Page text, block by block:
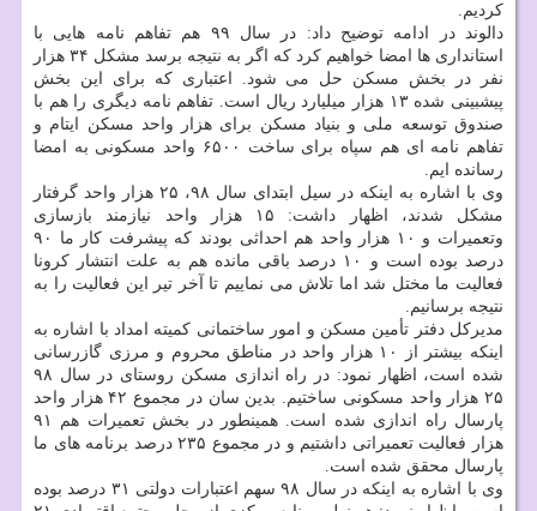
کردیم.
دالوند در ادامه توضیح داد: در سال ۹۹ هم تفاهم نامه هایی با
استانداری ها امضا خواهیم کرد که اگر به نتیجه برسد مشکل ۳۴ هزار
نفر در بخش مسکن حل می شود. اعتباری که برای این بخش
پیشبینی شده ۱۳ هزار میلیارد ریال است. تفاهم نامه دیگری را هم با
صندوق توسعه ملی و بنیاد مسکن برای هزار واحد مسکن ایتام و
تفاهم نامه ای هم سپاه برای ساخت ۶۵۰۰ واحد مسکونی به امضا
رسانده ایم.
وی با اشاره به اینکه در سیل ابتدای سال ۹۸، ۲۵ هزار واحد گرفتار
مشکل شدند، اظهار داشت: ۱۵ هزار واحد نیازمند بازسازی
وتعمیرات و ۱۰ هزار واحد هم احداثی بودند که پیشرفت کار ما ۹۰
درصد بوده است و ۱۰ درصد باقی مانده هم به علت انتشار کرونا
فعالیت ما مختل شد اما تلاش می نماییم تا آخر تیر این فعالیت را به
نتیجه برسانیم.
مدیرکل دفتر تأمین مسکن و امور ساختمانی کمیته امداد با اشاره به
اینکه بیشتر از ۱۰ هزار واحد در مناطق محروم و مرزی گازرسانی
شده است، اظهار نمود: در راه اندازی مسکن روستای در سال ۹۸
۲۵ هزار واحد مسکونی ساختیم. بدین سان در مجموع ۴۲ هزار واحد
پارسال راه اندازی شده است. همینطور در بخش تعمیرات هم ۹۱
هزار فعالیت تعمیراتی داشتیم و در مجموع ۲۳۵ درصد برنامه های ما
پارسال محقق شده است.
وی با اشاره به اینکه در سال ۹۸ سهم اعتبارات دولتی ۳۱ درصد بوده